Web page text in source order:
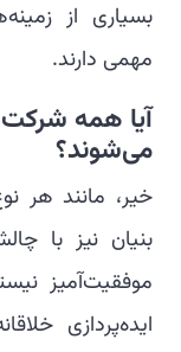
بسیاری از
مهمی دارند.
آیا همه
می‌شوند؟
خیر، مانند هر
بنیان نیز با
موفقیت‌آمیز
ایده‌پردازی